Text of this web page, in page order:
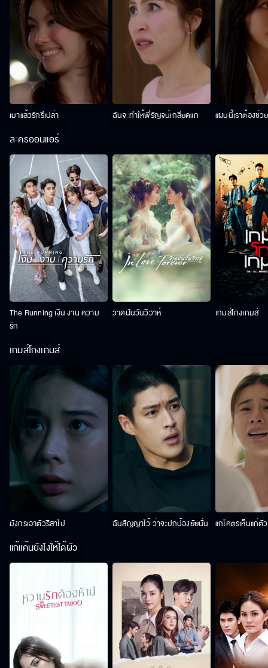
เมาแล้วรักรึเปล่า ฉันจะทำให้พี่รัญจน์เกลียดแก แผนนี้เราต้องช่ว
ละครออนแอร์
The Running เงิน งาน ความ
รัก
วาดฝันวันวิวาห์ เกมส์โกงเกมส์
เกมส์โกงเกมส์
มังกรเอาตัวริสาไป ฉันสัญญาไว้ ว่าจะปกป้องยัยนั่น แกโคตรเห็นแก่ตั
แก้แค้นยังไงให้ได้ผัว